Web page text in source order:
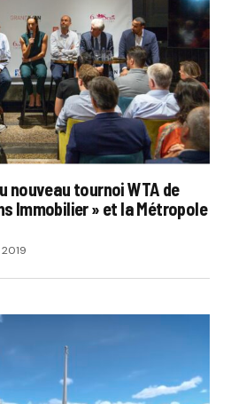
nouveau tournoi WTA de
Immobilier » et la Métropole